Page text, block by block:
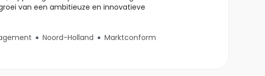
van een ambitieuze en innovatieve
Noord-Holland
Marktconform